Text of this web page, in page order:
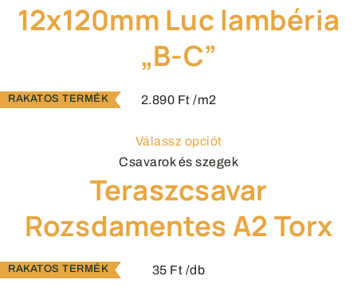
12x120mm Luc lambéria
„B-C”
2.890 Ft /m2
Válassz opciót
Csavarok és szegek
Teraszcsavar
Rozsdamentes A2 Torx
35 Ft /db